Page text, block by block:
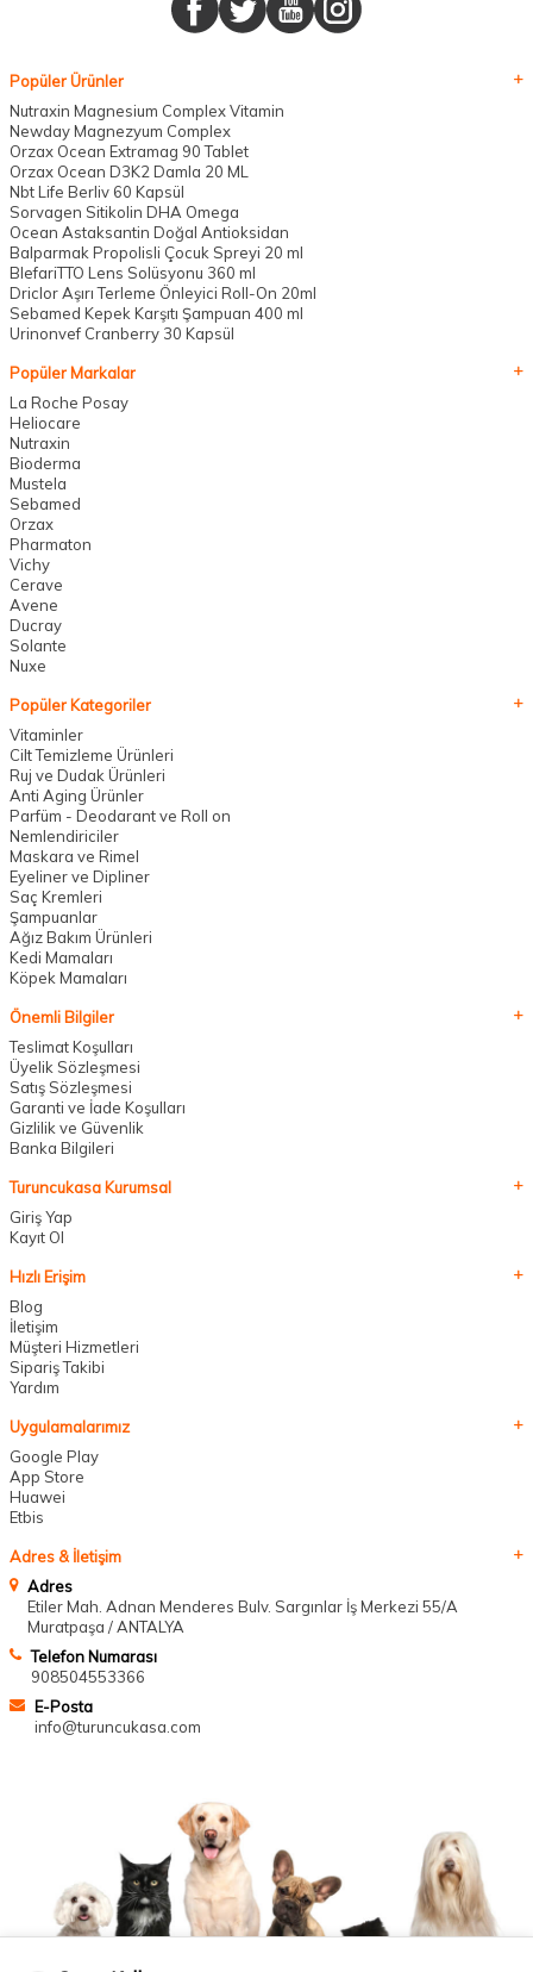
Popüler Ürünler
Nutraxin Magnesium Complex Vitamin
Newday Magnezyum Complex
Orzax Ocean Extramag 90 Tablet
Orzax Ocean D3K2 Damla 20 ML
Nbt Life Berliv 60 Kapsül
Sorvagen Sitikolin DHA Omega
Ocean Astaksantin Doğal Antioksidan
Balparmak Propolisli Çocuk Spreyi 20 ml
BlefariTTO Lens Solüsyonu 360 ml
Driclor Aşırı Terleme Önleyici Roll-On 20ml
Sebamed Kepek Karşıtı Şampuan 400 ml
Urinonvef Cranberry 30 Kapsül
Popüler Markalar
La Roche Posay
Heliocare
Nutraxin
Bioderma
Mustela
Sebamed
Orzax
Pharmaton
Vichy
Cerave
Avene
Ducray
Solante
Nuxe
Popüler Kategoriler
Vitaminler
Cilt Temizleme Ürünleri
Ruj ve Dudak Ürünleri
Anti Aging Ürünler
Parfüm - Deodarant ve Roll on
Nemlendiriciler
Maskara ve Rimel
Eyeliner ve Dipliner
Saç Kremleri
Şampuanlar
Ağız Bakım Ürünleri
Kedi Mamaları
Köpek Mamaları
Önemli Bilgiler
Teslimat Koşulları
Üyelik Sözleşmesi
Satış Sözleşmesi
Garanti ve İade Koşulları
Gizlilik ve Güvenlik
Banka Bilgileri
Turuncukasa Kurumsal
Giriş Yap
Kayıt Ol
Hızlı Erişim
Blog
İletişim
Müşteri Hizmetleri
Sipariş Takibi
Yardım
Uygulamalarımız
Google Play
App Store
Huawei
Etbis
Adres & İletişim
Adres
Etiler Mah. Adnan Menderes Bulv. Sargınlar İş Merkezi 55/A
Muratpaşa / ANTALYA
Telefon Numarası
908504553366
E-Posta
info@turuncukasa.com